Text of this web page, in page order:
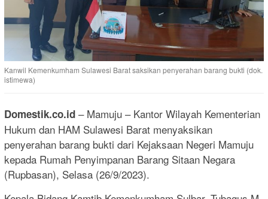
Kanwil Kemenkumham Sulawesi Barat saksikan penyerahan barang bukti (dok.
istimewa)
Domestik.co.id – Mamuju – Kantor Wilayah Kementerian
Hukum dan HAM Sulawesi Barat menyaksikan
penyerahan barang bukti dari Kejaksaan Negeri Mamuju
kepada Rumah Penyimpanan Barang Sitaan Negara
(Rupbasan), Selasa (26/9/2023).